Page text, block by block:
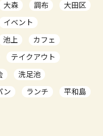
大森 調布
大田区
イベント
池上
カフェ
テイクアウト
洗足池
ン ランチ
平和島